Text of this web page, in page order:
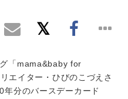
「mama&baby for
エイター・ひびのこづえさ
年分のバースデーカード